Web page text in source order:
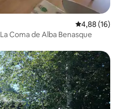
4,88 (16)
InmoCyma Casa Cervino La Coma de Alba Benasque